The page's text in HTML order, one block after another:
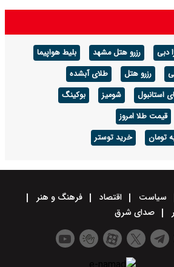
دبی رزرو هتل مشهد
بلیط هواپیما
رزرو هتل
طلای آبشده
استانبول شومیز
بوکینگ
قیمت طلا امروز
تومان
خرید توستر
سیاست اقتصاد
فرهنگ و هنر
صدای شرق